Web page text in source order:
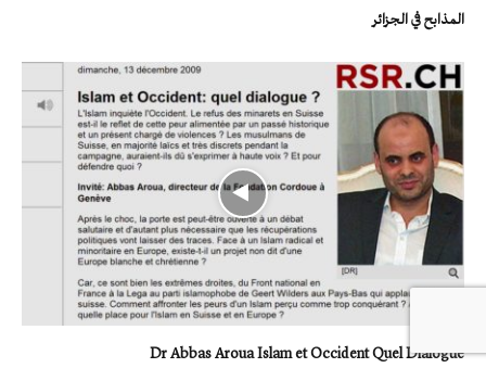
المذابح في الجزائر
Dr Abbas Aroua Islam et Occident Quel Dialogue